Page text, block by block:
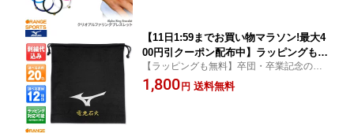
【11日1:59までお買い物マラソン!最大4
00円引クーポン配布中】ラッピングも無
料! 送料無料 ミズノ 文字刺しゅうが入
る マルチ袋 2段刺繍も追加料金で出来ま
【ラッピングも無料】卒団・卒業記念の贈
り物に最適横38cmx縦35cm
1,800円 送料無料